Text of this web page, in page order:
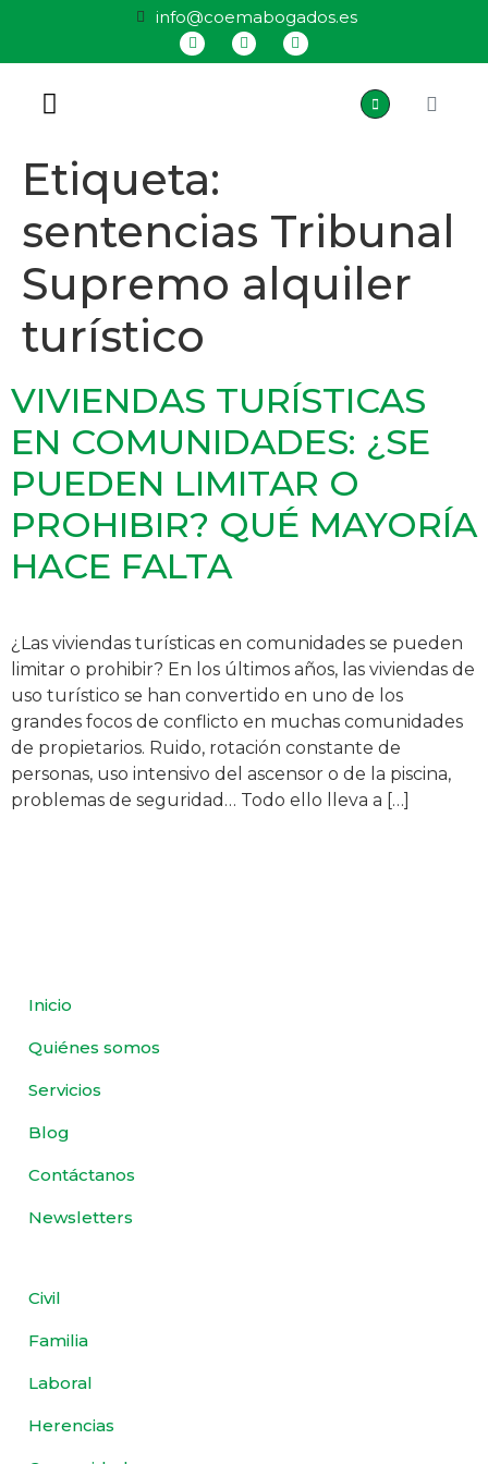
info@coemabogados.es
Etiqueta:
sentencias Tribunal
Supremo alquiler
turístico
VIVIENDAS TURÍSTICAS
EN COMUNIDADES: ¿SE
PUEDEN LIMITAR O
PROHIBIR? QUÉ MAYORÍA
HACE FALTA
¿Las viviendas turísticas en comunidades se pueden
limitar o prohibir? En los últimos años, las viviendas de
uso turístico se han convertido en uno de los
grandes focos de conflicto en muchas comunidades
de propietarios. Ruido, rotación constante de
personas, uso intensivo del ascensor o de la piscina,
problemas de seguridad… Todo ello lleva a […]
Inicio
Quiénes somos
Servicios
Blog
Contáctanos
Newsletters
Civil
Familia
Laboral
Herencias